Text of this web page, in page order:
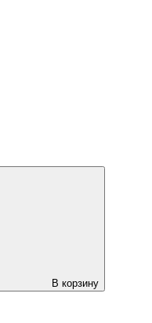
В корзину